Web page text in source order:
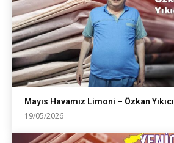
Mayıs Havamız Limoni – Özkan Yıkıcı
19/05/2026